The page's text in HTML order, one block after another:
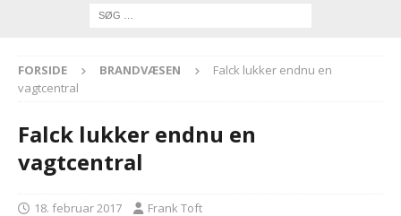
FORSIDE BRANDVÆSEN
Falck lukker endnu en
vagtcentral
Falck lukker endnu en
vagtcentral
18. februar 2017 Frank Toft